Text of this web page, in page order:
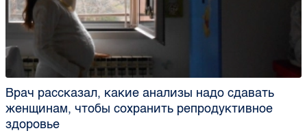
Врач рассказал, какие анализы надо сдавать
женщинам, чтобы сохранить репродуктивное
здоровье